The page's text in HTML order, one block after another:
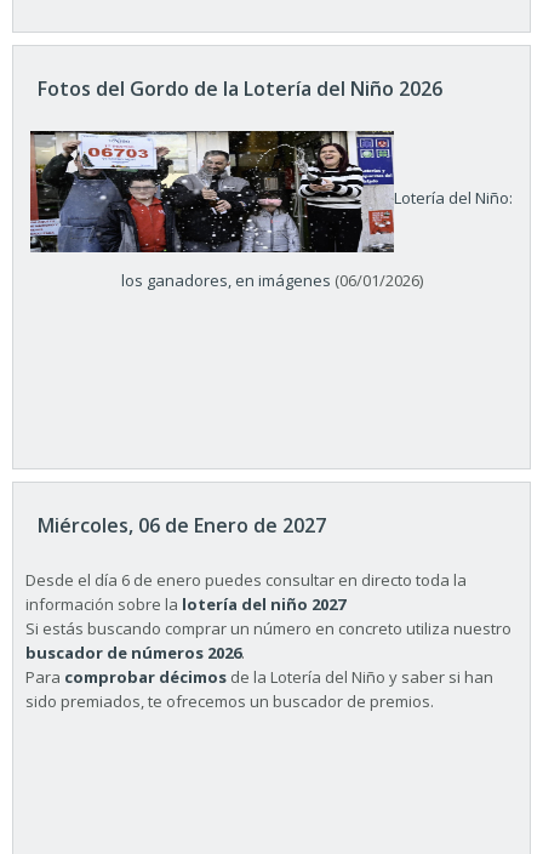
Fotos del Gordo de la Lotería del Niño 2026
Lotería del Niño:
los ganadores, en imágenes (06/01/2026)
Miércoles, 06 de Enero de 2027
Desde el día 6 de enero puedes consultar en directo toda la
información sobre la lotería del niño 2027
Si estás buscando comprar un número en concreto utiliza nuestro
buscador de números 2026.
Para comprobar décimos de la Lotería del Niño y saber si han
sido premiados, te ofrecemos un buscador de premios.